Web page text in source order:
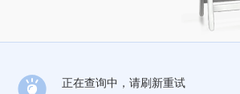
正在查询中，请刷新重试